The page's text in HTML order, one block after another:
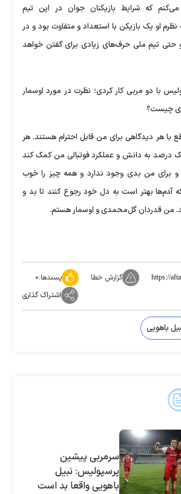
می‌کنم که شرایط بازیکنان جوان در این تیم
نظرم او یک بازیکن با استعداد و متفاوت بود و در
حتی تیم ملی حرف‌های زیادی برای گفتن خواهد
با دو مربی کار کردی؛ نظرت در مورد اوسمار
چیست؟
با هر دیدگاهی برای من قابل احترام هستند. هر
یک درصد به دانش و عملکرد فوتبالی من کمک کند
برای من بدی وجود ندارد و همه چیز را خوب
آدم‌ها بهتر است به دل خود رجوع کنند تا بد و
من قدردان گل‌محمدی و اوسمار هستم.
https:// گزارش خطا پسندها:۰
اشتراک گذاری
باهویی
سرمربی پیشین
پرسپولیس: نبیل
باهویی واقعا بد است